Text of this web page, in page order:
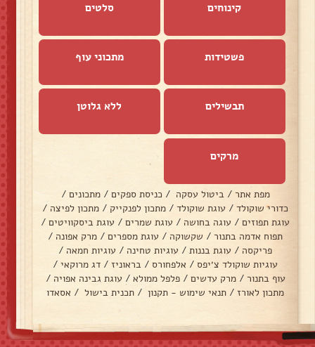
קינוחים סלטים
פשטידות מתכוני עוף
תבשילים ללא גלוטן
מרקים
מפת אתר / ביטול עסקה / כניסת ספקים / מתכונים /
כדורי שוקולד / עוגת שוקולד / מתכון לפנקייק / מתכון לפיצה /
עוגת תפוזים / עוגה בחושה / עוגת שמרים / עוגת ביסקוויטים /
תפוח אדמה בתנור / שקשוקה / עוגת מספרים / מרק אפונה /
פריקסה / עוגת בננות / עוגיות טחינה / עוגיות חמאה /
עוגיות שוקולד צ׳יפס / אלפחורס / בראוניז / דג מרוקאי /
עוף בתנור / מרק עדשים / פלפל ממולא / עוגת גבינה אפויה /
מתכון לאורז / תנאי שימוש - תקנון / תכנית בישול / אסאדו